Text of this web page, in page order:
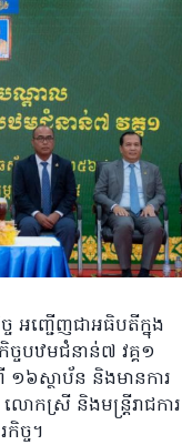
អញ្ជើញជាអធិបតីក្នុង
ច្ចបឋមជំនាន់៧ វគ្គ១
៦ស្ថាប័ន និងមានការ
កស្រី និងមន្រ្តីរាជការ
ច្ច។